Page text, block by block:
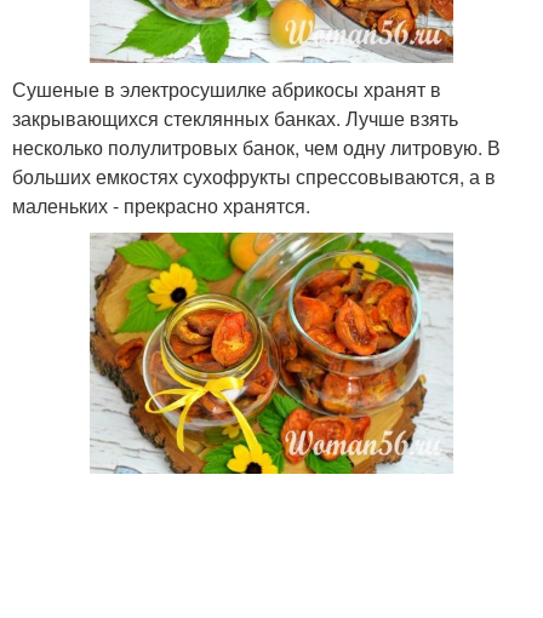
Сушеные в электросушилке абрикосы хранят в
закрывающихся стеклянных банках. Лучше взять
несколько полулитровых банок, чем одну литровую. В
больших емкостях сухофрукты спрессовываются, а в
маленьких - прекрасно хранятся.